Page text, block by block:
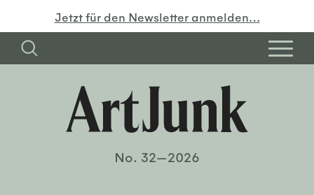
Jetzt für den Newsletter anmelden…
No. 32—2026